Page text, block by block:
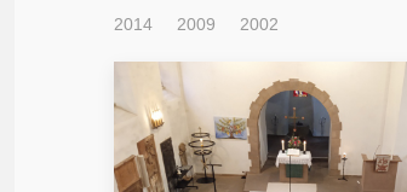
2014
2009 2002